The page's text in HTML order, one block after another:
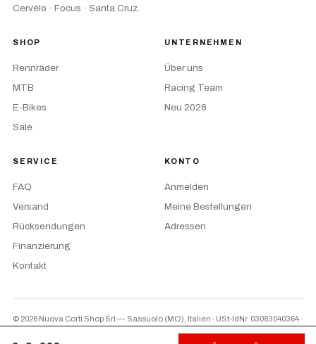
Cervélo · Focus · Santa Cruz.
SHOP
Rennräder
MTB
E-Bikes
Sale
UNTERNEHMEN
Über uns
Racing Team
Neu 2026
SERVICE
FAQ
Versand
Rücksendungen
Finanzierung
Kontakt
KONTO
Anmelden
Meine Bestellungen
Adressen
© 2026 Nuova Corti Shop Srl — Sassuolo (MO), Italien · USt-IdNr. 03083040364 ·